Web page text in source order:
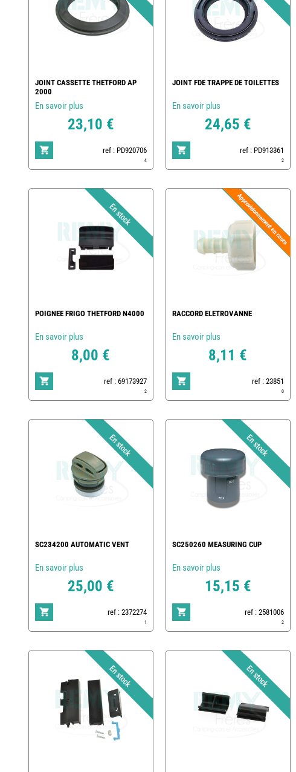
JOINT CASSETTE THETFORD AP
2000
En savoir plus
23,10 €
ref : PD920706
4
JOINT FDE TRAPPE DE TOILETTES
En savoir plus
24,65 €
ref : PD913361
2
POIGNEE FRIGO THETFORD N4000
En savoir plus
8,00 €
ref : 69173927
2
RACCORD ELETROVANNE
En savoir plus
8,11 €
ref : 23851
0
SC234200 AUTOMATIC VENT
En savoir plus
25,00 €
ref : 2372274
1
SC250260 MEASURING CUP
En savoir plus
15,15 €
ref : 2581006
2